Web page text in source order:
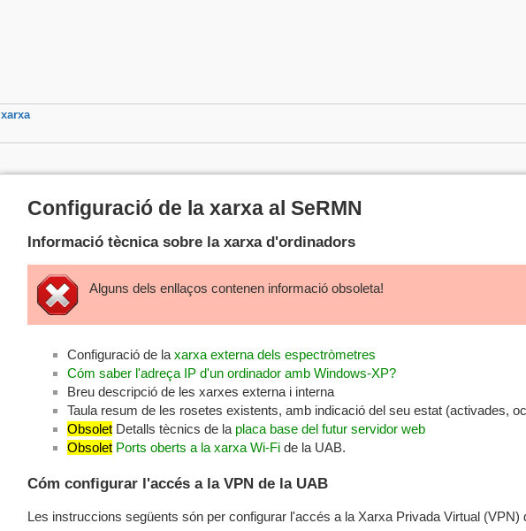
xarxa
Configuració de la xarxa al SeRMN
Informació tècnica sobre la xarxa d'ordinadors
Alguns dels enllaços contenen informació obsoleta!
Configuració de laxarxa externa dels espectròmetres
Cóm saber l'adreça IP d'un ordinador amb Windows-XP?
Breu descripció de les xarxes externa i interna
Taula resum de les rosetes existents, amb indicació del seu estat (activades,
Obsolet Detalls tècnics de la placa base del futur servidor web
Obsolet Ports oberts a la xarxa Wi-Fi de la UAB.
Cóm configurar l'accés a la VPN de la UAB
Les instruccions següents són per configurar l'accés a la Xarxa Privada Virtual (VPN)